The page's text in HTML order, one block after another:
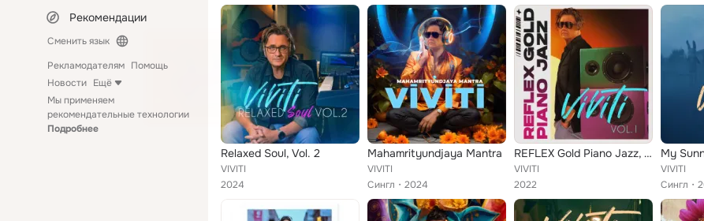
Рекомендации
Сменить язык
Рекламодателям Помощь
Новости Ещё
Мы применяем
рекомендательные технологии
Подробнее
Relaxed Soul, Vol. 2
VIVITI
2024
Mahamrityundjaya Mantra
VIVITI
Сингл
2024
REFLEX Gold Piano Jazz, Vol. 1
VIVITI
2022
My
VIVITI
Сингл